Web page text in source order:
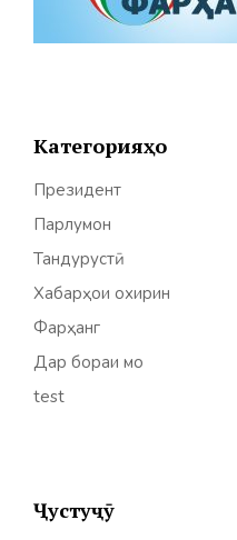
Категорияҳо
Президент
Парлумон
Тандурустӣ
Хабарҳои охирин
Фарҳанг
Дар бораи мо
test
Ҷустуҷӯ